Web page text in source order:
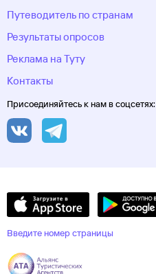
Путеводитель по странам
Результаты опросов
Реклама на Туту
Контакты
Присоединяйтесь к нам в соцсетях:
Введите номер страницы